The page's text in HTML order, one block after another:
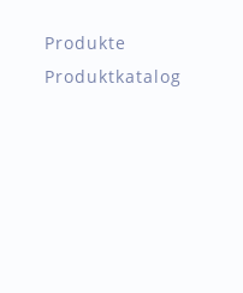
Produkte
Produktkatalog